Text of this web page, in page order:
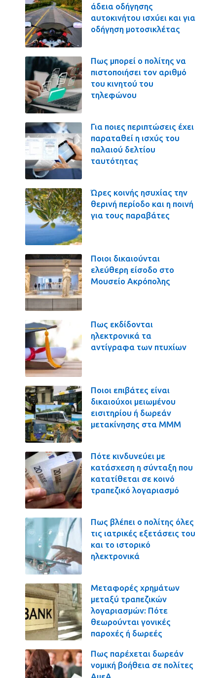
άδεια οδήγησης
αυτοκινήτου ισχύει και για
οδήγηση μοτοσικλέτας
Πως μπορεί ο πολίτης να
πιστοποιήσει τον αριθμό
του κινητού του
τηλεφώνου
Για ποιες περιπτώσεις έχει
παραταθεί η ισχύς του
παλαιού δελτίου
ταυτότητας
Ώρες κοινής ησυχίας την
θερινή περίοδο και η ποινή
για τους παραβάτες
Ποιοι δικαιούνται
ελεύθερη είσοδο στο
Μουσείο Ακρόπολης
Πως εκδίδονται
ηλεκτρονικά τα
αντίγραφα των πτυχίων
Ποιοι επιβάτες είναι
δικαιούχοι μειωμένου
εισιτηρίου ή δωρεάν
μετακίνησης στα ΜΜΜ
Πότε κινδυνεύει με
κατάσχεση η σύνταξη που
κατατίθεται σε κοινό
τραπεζικό λογαριασμό
Πως βλέπει ο πολίτης όλες
τις ιατρικές εξετάσεις του
και το ιστορικό
ηλεκτρονικά
Μεταφορές χρημάτων
μεταξύ τραπεζικών
λογαριασμών: Πότε
θεωρούνται γονικές
παροχές ή δωρεές
Πως παρέχεται δωρεάν
νομική βοήθεια σε πολίτες
ΑμεΑ